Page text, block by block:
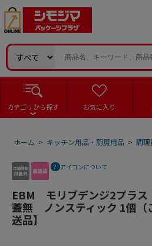
カテゴリから探す お気に入り
ホーム > キッチン用品・厨房用品 > 調理
アイコンについて
EBM モリブデンジ2プラ
蓋無 ノンスティック 1個（
送品】